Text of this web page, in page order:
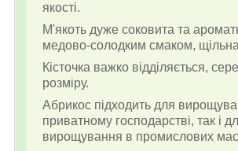
якості.
М'якоть дуже соковита та
медово-солодким смаком,
Кісточка важко відділяється,
розміру.
Абрикос підходить для
приватному господарстві, так і
вирощування в промислових